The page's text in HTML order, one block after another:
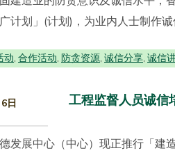
计划」(计划)，为业内人士制作
动, 合作活动, 防贪资源, 诚信分享, 诚信
日 工程监督人员诚信
发展中心（中心）现正推行「建